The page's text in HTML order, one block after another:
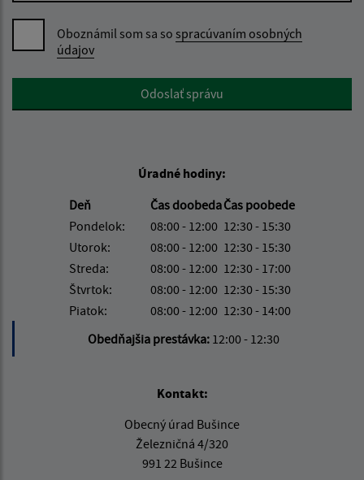
Oboznámil som sa so spracúvaním osobných
údajov
Google reCaptcha ResponseOdoslať správu
Úradné hodiny:
Deň
Čas doobedaČas poobede
Pondelok:
08:00 - 12:00 12:30 - 15:30
Utorok:
08:00 - 12:00 12:30 - 15:30
Streda:
08:00 - 12:00 12:30 - 17:00
Štvrtok:
08:00 - 12:00 12:30 - 15:30
Piatok:
08:00 - 12:00 12:30 - 14:00
Obedňajšia prestávka: 12:00 - 12:30
Kontakt:
Obecný úrad Bušince
Železničná 4/320
991 22 Bušince